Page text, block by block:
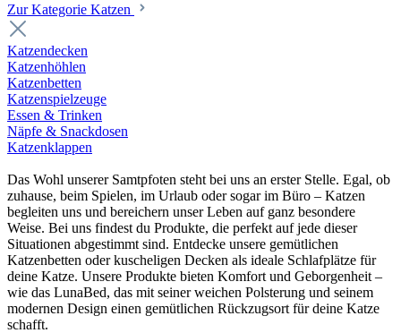
Zur Kategorie Katzen
Katzendecken
Katzenhöhlen
Katzenbetten
Katzenspielzeuge
Essen & Trinken
Näpfe & Snackdosen
Katzenklappen
Das Wohl unserer Samtpfoten steht bei uns an erster Stelle. Egal, ob
zuhause, beim Spielen, im Urlaub oder sogar im Büro – Katzen
begleiten uns und bereichern unser Leben auf ganz besondere
Weise. Bei uns findest du Produkte, die perfekt auf jede dieser
Situationen abgestimmt sind. Entdecke unsere gemütlichen
Katzenbetten oder kuscheligen Decken als ideale Schlafplätze für
deine Katze. Unsere Produkte bieten Komfort und Geborgenheit –
wie das LunaBed, das mit seiner weichen Polsterung und seinem
modernen Design einen gemütlichen Rückzugsort für deine Katze
schafft.